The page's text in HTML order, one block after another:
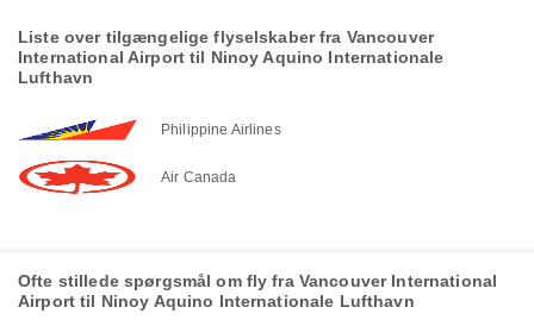
Liste over tilgængelige flyselskaber fra Vancouver
International Airport til Ninoy Aquino Internationale
Lufthavn
Philippine Airlines
Air Canada
Ofte stillede spørgsmål om fly fra Vancouver International
Airport til Ninoy Aquino Internationale Lufthavn